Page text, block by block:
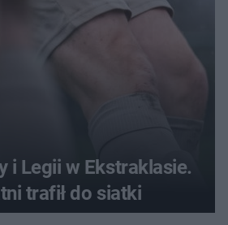
i Legii w Ekstraklasie.
trafił do siatki